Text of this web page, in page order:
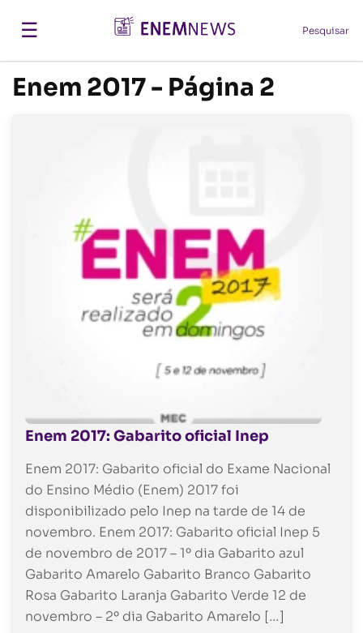
☰ Pesquisar
Enem 2017 - Página 2
Enem 2017: Gabarito oficial Inep
Enem 2017: Gabarito oficial do Exame Nacional
do Ensino Médio (Enem) 2017 foi
disponibilizado pelo Inep na tarde de 14 de
novembro. Enem 2017: Gabarito oficial Inep 5
de novembro de 2017 – 1º dia Gabarito azul
Gabarito Amarelo Gabarito Branco Gabarito
Rosa Gabarito Laranja Gabarito Verde 12 de
novembro – 2º dia Gabarito Amarelo […]